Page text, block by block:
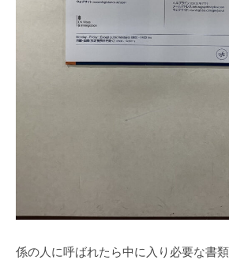
係の人に呼ばれたら中に入り必要な書